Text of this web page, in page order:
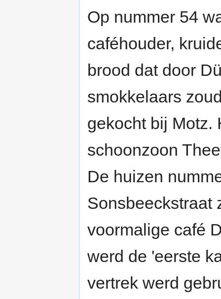
Op nummer 54
caféhouder,
brood dat door
smokkelaars
gekocht bij Motz.
schoonzoon
De huizen
Sonsbeeckstraat
voormalige café
werd de 'eerste
vertrek werd